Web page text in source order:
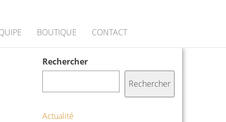
BOUTIQUE CONTACT
Rechercher
Rechercher
Actualité